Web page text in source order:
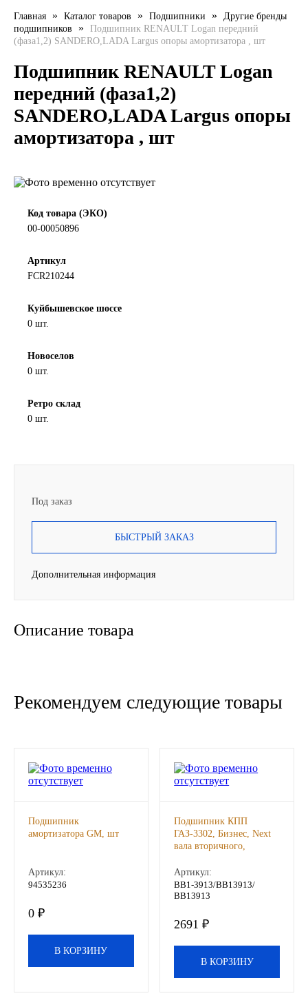
LIQUI MOLY
MOBIL
OIL RIGHT
Petro Canada
REPSOL
SINTEC
TOTAL
ZIC
ГАЗПРОМ
Новоуфимский НПЗ
РОСНЕФТЬ
North Sea Lubricants
ГПЗ
ЕПК
Другие бренды подшипников
Главная » Каталог товаров » Подшипники »
Другие бренды
подшипников
»
Подшипник RENAULT Logan передний
(фаза1,2) SANDERO,LADA Largus опоры амортизатора , шт
Подшипник RENAULT Logan
передний (фаза1,2)
SANDERO,LADA Largus опоры
амортизатора , шт
Код товара (ЭКО)
00-00050896
Артикул
FCR210244
Куйбышевское шоссе
0 шт.
Новоселов
0 шт.
Ретро склад
0 шт.
Под заказ
БЫСТРЫЙ ЗАКАЗ
Дополнительная информация
Описание товара
Рекомендуем следующие товары
Подшипник
амортизатора GM, шт
Артикул:
94535236
0 ₽
В КОРЗИНУ
Подшипник КПП
ГАЗ-3302, Бизнес, Next
вала вторичного,
первичного SKF (ОАО
ГАЗ), шт
Артикул:
BB1-3913/BB13913/
ВВ13913
2691 ₽
В КОРЗИНУ